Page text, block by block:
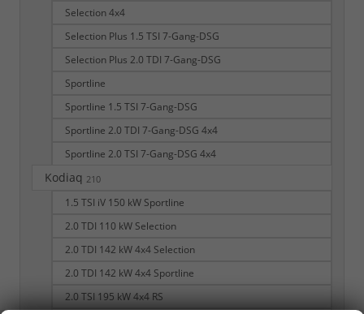
Selection 4x4
Selection Plus 1.5 TSI 7-Gang-DSG
Selection Plus 2.0 TDI 7-Gang-DSG
Sportline
Sportline 1.5 TSI 7-Gang-DSG
Sportline 2.0 TDI 7-Gang-DSG 4x4
Sportline 2.0 TSI 7-Gang-DSG 4x4
Kodiaq 210
1.5 TSI iV 150 kW Sportline
2.0 TDI 110 kW Selection
2.0 TDI 142 kW 4x4 Selection
2.0 TDI 142 kW 4x4 Sportline
2.0 TSI 195 kW 4x4 RS